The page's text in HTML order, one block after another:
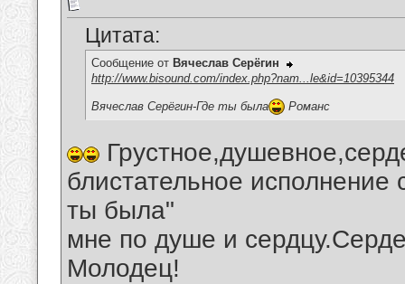
Цитата:
Сообщение от Вячеслав Серёгин
http://www.bisound.com/index.php?nam...le&id=10395344
Вячеслав Серёгин-Где ты была Романс
блистательное
ты была"
мне по душе и
Молодец!